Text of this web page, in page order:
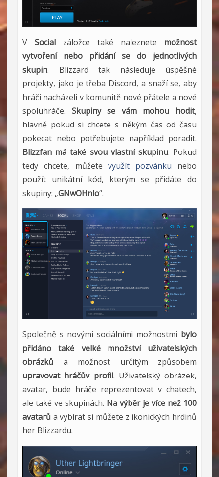
V Social záložce také naleznete možnost
vytvoření nebo přidání se do jednotlivých
skupin. Blizzard tak následuje úspěšné
projekty, jako je třeba Discord, a snaží se, aby
hráči nacházeli v komunitě nové přátele a nové
spoluhráče. Skupiny se vám mohou hodit,
hlavně pokud si chcete s někým čas od času
pokecat nebo potřebujete například poradit.
Blizzfan má také svou vlastní skupinu. Pokud
tedy chcete, můžetevyužít pozvánku nebo
použít unikátní kód, kterým se přidáte do
skupiny: „GNwOHnlo“.
Společně s novými sociálními možnostmi bylo
přidáno také velké množství uživatelských
obrázků a možnost určitým způsobem
upravovat hráčův profil. Uživatelský obrázek,
avatar, bude hráče reprezentovat v chatech,
ale také ve skupinách. Na výběr je více než 100
avatarů a vybírat si můžete z ikonických hrdinů
her Blizzardu.